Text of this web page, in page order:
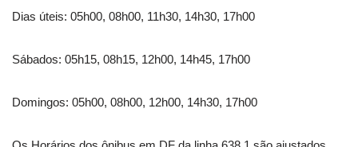
Dias úteis: 05h00, 08h00, 11h30, 14h30, 17h00
Sábados: 05h15, 08h15, 12h00, 14h45, 17h00
Domingos: 05h00, 08h00, 12h00, 14h30, 17h00